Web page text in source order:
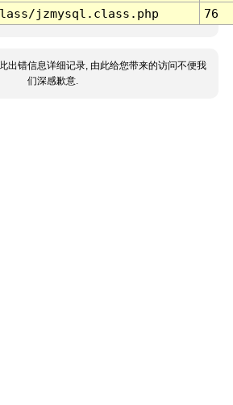
jzmysql.class.php 76
出错信息详细记录, 由此给您带来的访问不便我
们深感歉意.